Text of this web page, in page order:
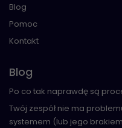
Blog
Pomoc
Kontakt
Blog
Po co tak naprawdę są
Twój zespół nie ma
systemem (lub jego